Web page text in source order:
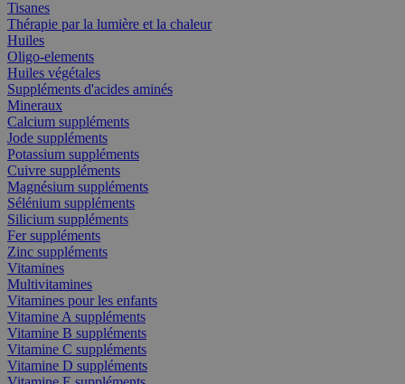
Tisanes
Thérapie par la lumière et la chaleur
Huiles
Oligo-elements
Huiles végétales
Suppléments d'acides aminés
Mineraux
Calcium suppléments
Jode suppléments
Potassium suppléments
Cuivre suppléments
Magnésium suppléments
Sélénium suppléments
Silicium suppléments
Fer suppléments
Zinc suppléments
Vitamines
Multivitamines
Vitamines pour les enfants
Vitamine A suppléments
Vitamine B suppléments
Vitamine C suppléments
Vitamine D suppléments